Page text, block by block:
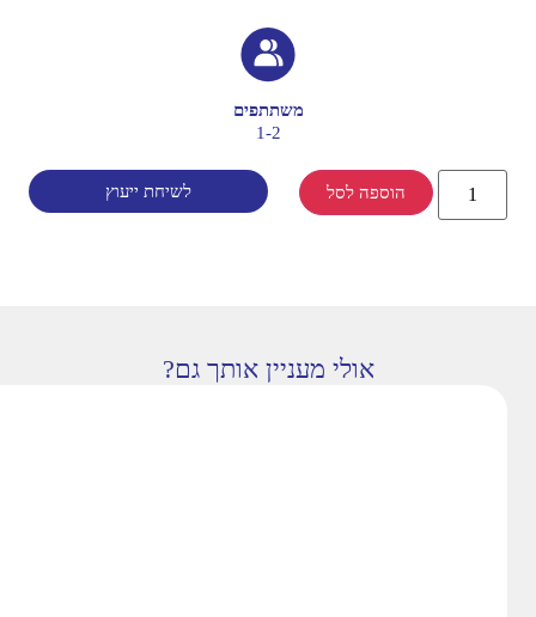
משתתפים
1-2
הוספה לסל לשיחת ייעוץ
אולי מעניין אותך גם?